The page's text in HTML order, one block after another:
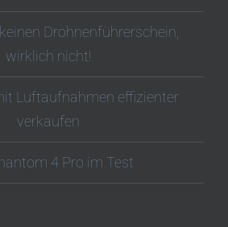
Drohnenführerschein,
wirklich nicht!
Luftaufnahmen effizienter
verkaufen
4 Pro im Test